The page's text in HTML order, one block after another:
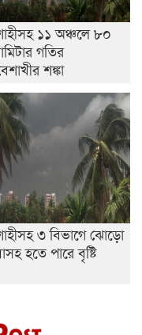
১১ অঞ্চলে ৮০
গতির
শঙ্কা
৩ বিভাগে ঝোড়ো
হতে পারে বৃষ্টি